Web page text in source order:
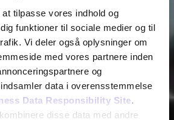
tilpasse vores indhold og
funktioner til sociale medier og til
Vi deler også oplysninger om
med vores partnere inden
og
data i overensstemmelse
Data Responsibility Site
disse data med andre